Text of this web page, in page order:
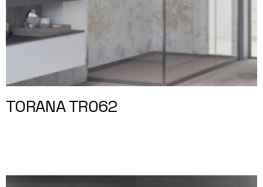
TORANA TR062